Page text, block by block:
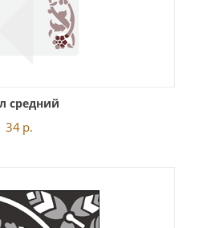
средний
34 р.